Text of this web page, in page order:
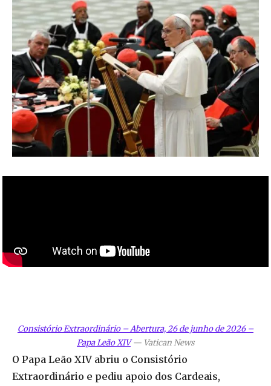
Consistório Extraordinário – Abertura, 26 de junho de 2026 –
Papa Leão XIV— Vatican News
O Papa Leão XIV abriu o Consistório
Extraordinário e pediu apoio dos Cardeais,